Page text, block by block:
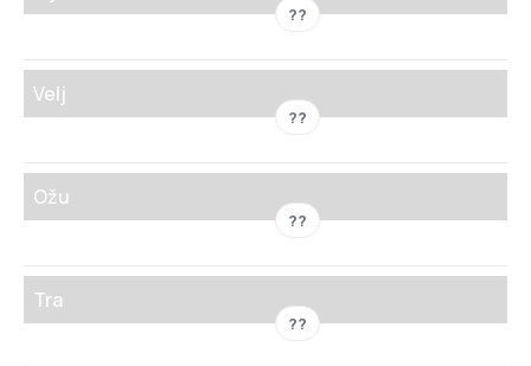
??
Velj
??
Ožu
??
Tra
??